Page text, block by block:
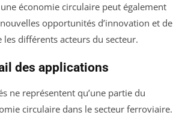
une économie circulaire peut également
opportunités d’innovation et de
différents acteurs du secteur.
des applications
ne représentent qu’une partie du
circulaire dans le secteur ferroviaire.